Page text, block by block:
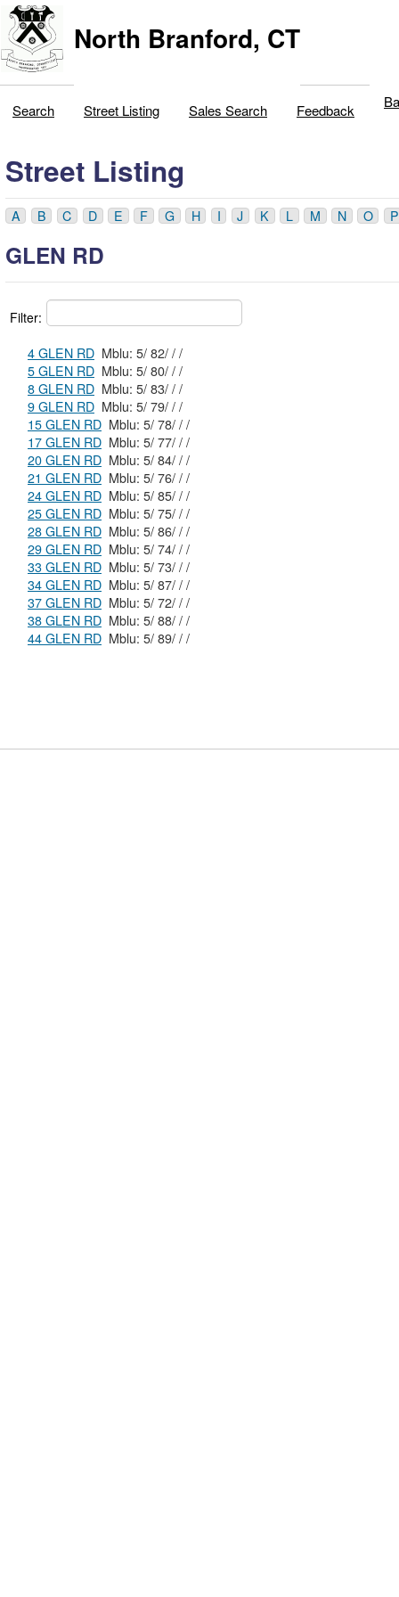
North Branford, CT
Search Street Listing Sales Search Feedback
Street Listing
A B C D E F G H I J K L M N O P
GLEN RD
Filter:
4 GLEN RD
Mblu: 5/ 82/ / /
5 GLEN RD
Mblu: 5/ 80/ / /
8 GLEN RD
Mblu: 5/ 83/ / /
9 GLEN RD
Mblu: 5/ 79/ / /
15 GLEN RD
Mblu: 5/ 78/ / /
17 GLEN RD
Mblu: 5/ 77/ / /
20 GLEN RD
Mblu: 5/ 84/ / /
21 GLEN RD
Mblu: 5/ 76/ / /
24 GLEN RD
Mblu: 5/ 85/ / /
25 GLEN RD
Mblu: 5/ 75/ / /
28 GLEN RD
Mblu: 5/ 86/ / /
29 GLEN RD
Mblu: 5/ 74/ / /
33 GLEN RD
Mblu: 5/ 73/ / /
34 GLEN RD
Mblu: 5/ 87/ / /
37 GLEN RD
Mblu: 5/ 72/ / /
38 GLEN RD
Mblu: 5/ 88/ / /
44 GLEN RD
Mblu: 5/ 89/ / /